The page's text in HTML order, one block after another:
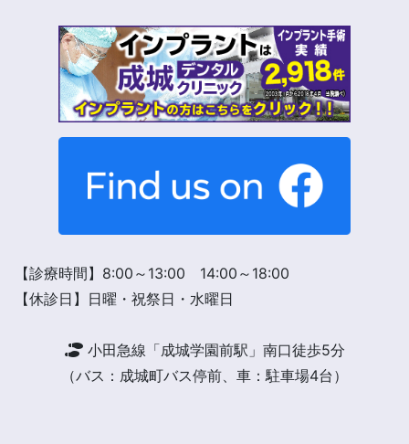
【診療時間】8:00～13:00 14:00～18:00
【休診日】日曜・祝祭日・水曜日
小田急線「成城学園前駅」南口徒歩5分
（バス：成城町バス停前、車：駐車場4台）